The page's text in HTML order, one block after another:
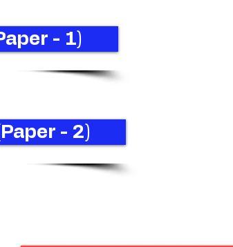
- 1)
- 2)